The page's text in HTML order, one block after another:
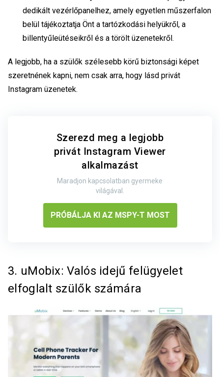
dedikált vezérlőpanelhez, amely egyetlen műszerfalon
belül tájékoztatja Önt a tartózkodási helyükről, a
billentyűleütéseikről és a törölt üzenetekről.
A legjobb, ha a szülők szélesebb körű biztonsági képet
szeretnének kapni, nem csak arra, hogy lásd privát
Instagram üzenetek.
Szerezd meg a legjobb
privát Instagram Viewer
alkalmazást
Maradjon kapcsolatban gyermeke
világával.
PRÓBÁLJA KI AZ MSPY-T MOST
3. uMobix: Valós idejű felügyelet
elfoglalt szülők számára